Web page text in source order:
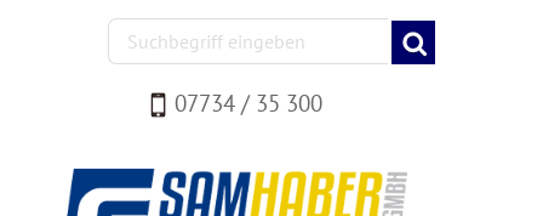
07734 / 35 300